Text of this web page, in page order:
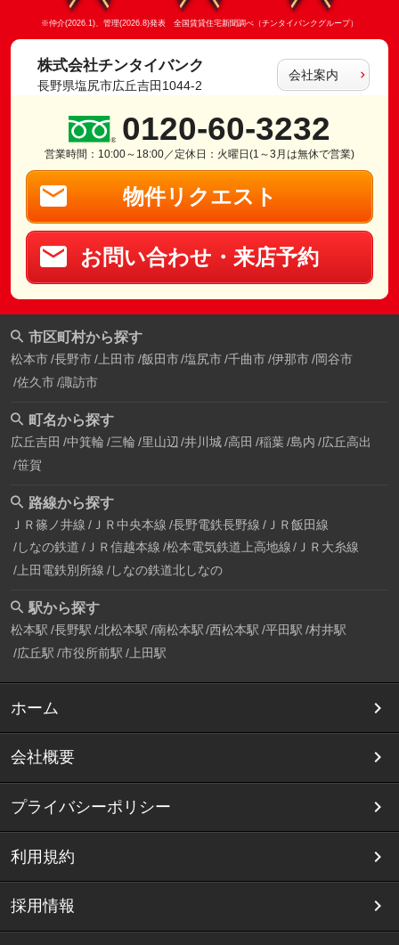
※仲介(2026.1)、管理(2026.8)発表 全国賃貸住宅新聞調べ（チンタイバンクグループ）
株式会社チンタイバンク
長野県塩尻市広丘吉田1044-2
会社案内
0120-60-3232
営業時間：10:00～18:00／定休日：火曜日(1～3月は無休で営業)
物件リクエスト
お問い合わせ・来店予約
市区町村から探す
松本市 長野市 上田市 飯田市 塩尻市 千曲市 伊那市 岡谷市
佐久市 諏訪市
町名から探す
広丘吉田 中箕輪 三輪 里山辺 井川城 高田 稲葉 島内 広丘高出
笹賀
路線から探す
ＪＲ篠ノ井線 ＪＲ中央本線 長野電鉄長野線 ＪＲ飯田線
しなの鉄道 ＪＲ信越本線 松本電気鉄道上高地線
ＪＲ大糸線
上田電鉄別所線 しなの鉄道北しなの
駅から探す
松本駅 長野駅 北松本駅 南松本駅 西松本駅 平田駅 村井駅
広丘駅 市役所前駅 上田駅
ホーム
会社概要
プライバシーポリシー
利用規約
採用情報